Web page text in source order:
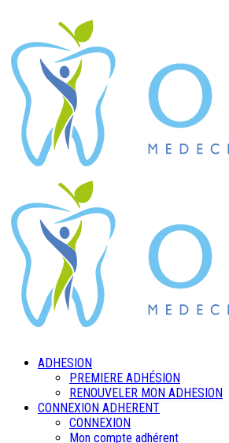
ADHESION
PREMIERE ADHÉSION
RENOUVELER MON ADHESION
CONNEXION ADHERENT
CONNEXION
Mon compte adhérent